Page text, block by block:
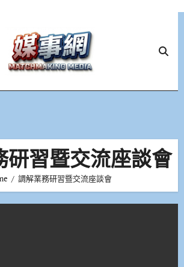
研習暨交流座談會
調解業務研習暨交流座談會